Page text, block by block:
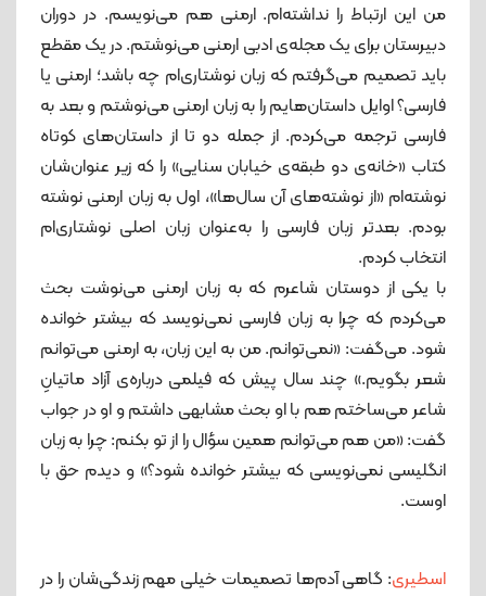
من این ارتباط را نداشته‌ام. ارمنی هم می‌نویسم. در دوران
دبیرستان برای یک مجله‌ی ادبی ارمنی می‌نوشتم. در یک مقطع
باید تصمیم می‌گرفتم که زبان نوشتاری‌ام چه باشد؛ ارمنی یا
فارسی؟ اوایل داستان‌هایم را به زبان ارمنی می‌نوشتم و بعد به
فارسی ترجمه می‌کردم. از جمله دو تا از داستان‌های کوتاه
کتاب «خانه‌ی دو طبقه‌ی خیابان سنایی» را که زیر عنوان‌شان
نوشته‌ام «از نوشته‌های آن سال‌ها»، اول به زبان ارمنی نوشته
‌بودم. بعدتر زبان فارسی را به‌عنوان زبان اصلی نوشتاری‌ام
انتخاب کردم.
با یکی از دوستان شاعرم که به زبان ارمنی می‌نوشت بحث
می‌کردم که چرا به زبان فارسی نمی‌نویسد که بیشتر خوانده
‌شود. می‌گفت: «نمی‌توانم. من به این زبان، به ارمنی می‌توانم
شعر بگویم.» چند سال پیش که فیلمی درباره‌ی آزاد ماتیانِ
شاعر می‌ساختم هم با او بحث مشابهی داشتم و او در جواب
گفت: «من هم می‌توانم همین سؤال را از تو بکنم: چرا به زبان
انگلیسی نمی‌نویسی که بیشتر خوانده ‌شود؟» و دیدم حق با
اوست.
اسطیری: گاهی آدم‌ها تصمیمات خیلی مهم زندگی‌شان را در